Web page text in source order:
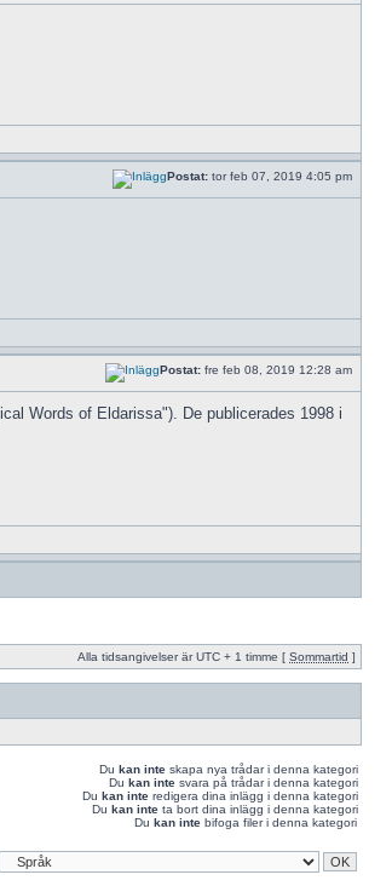
Postat: tor feb 07, 2019 4:05 pm
Postat: fre feb 08, 2019 12:28 am
Words of Eldarissa"). De publicerades 1998 i
Alla tidsangivelser är UTC + 1 timme [ Sommartid ]
Du kan inte skapa nya trådar i denna kategori
Du kan inte svara på trådar i denna kategori
Du kan inte redigera dina inlägg i denna kategori
Du kan inte ta bort dina inlägg i denna kategori
Du kan inte bifoga filer i denna kategori